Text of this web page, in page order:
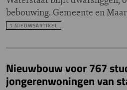
bebouwing. Gemeente en
1 NIEUWSARTIKEL
Nieuwbouw voor 767
jongerenwoningen van